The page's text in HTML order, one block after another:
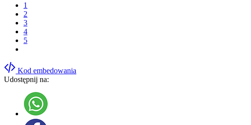
1
2
3
4
5
Kod embedowania
Udostępnij na: